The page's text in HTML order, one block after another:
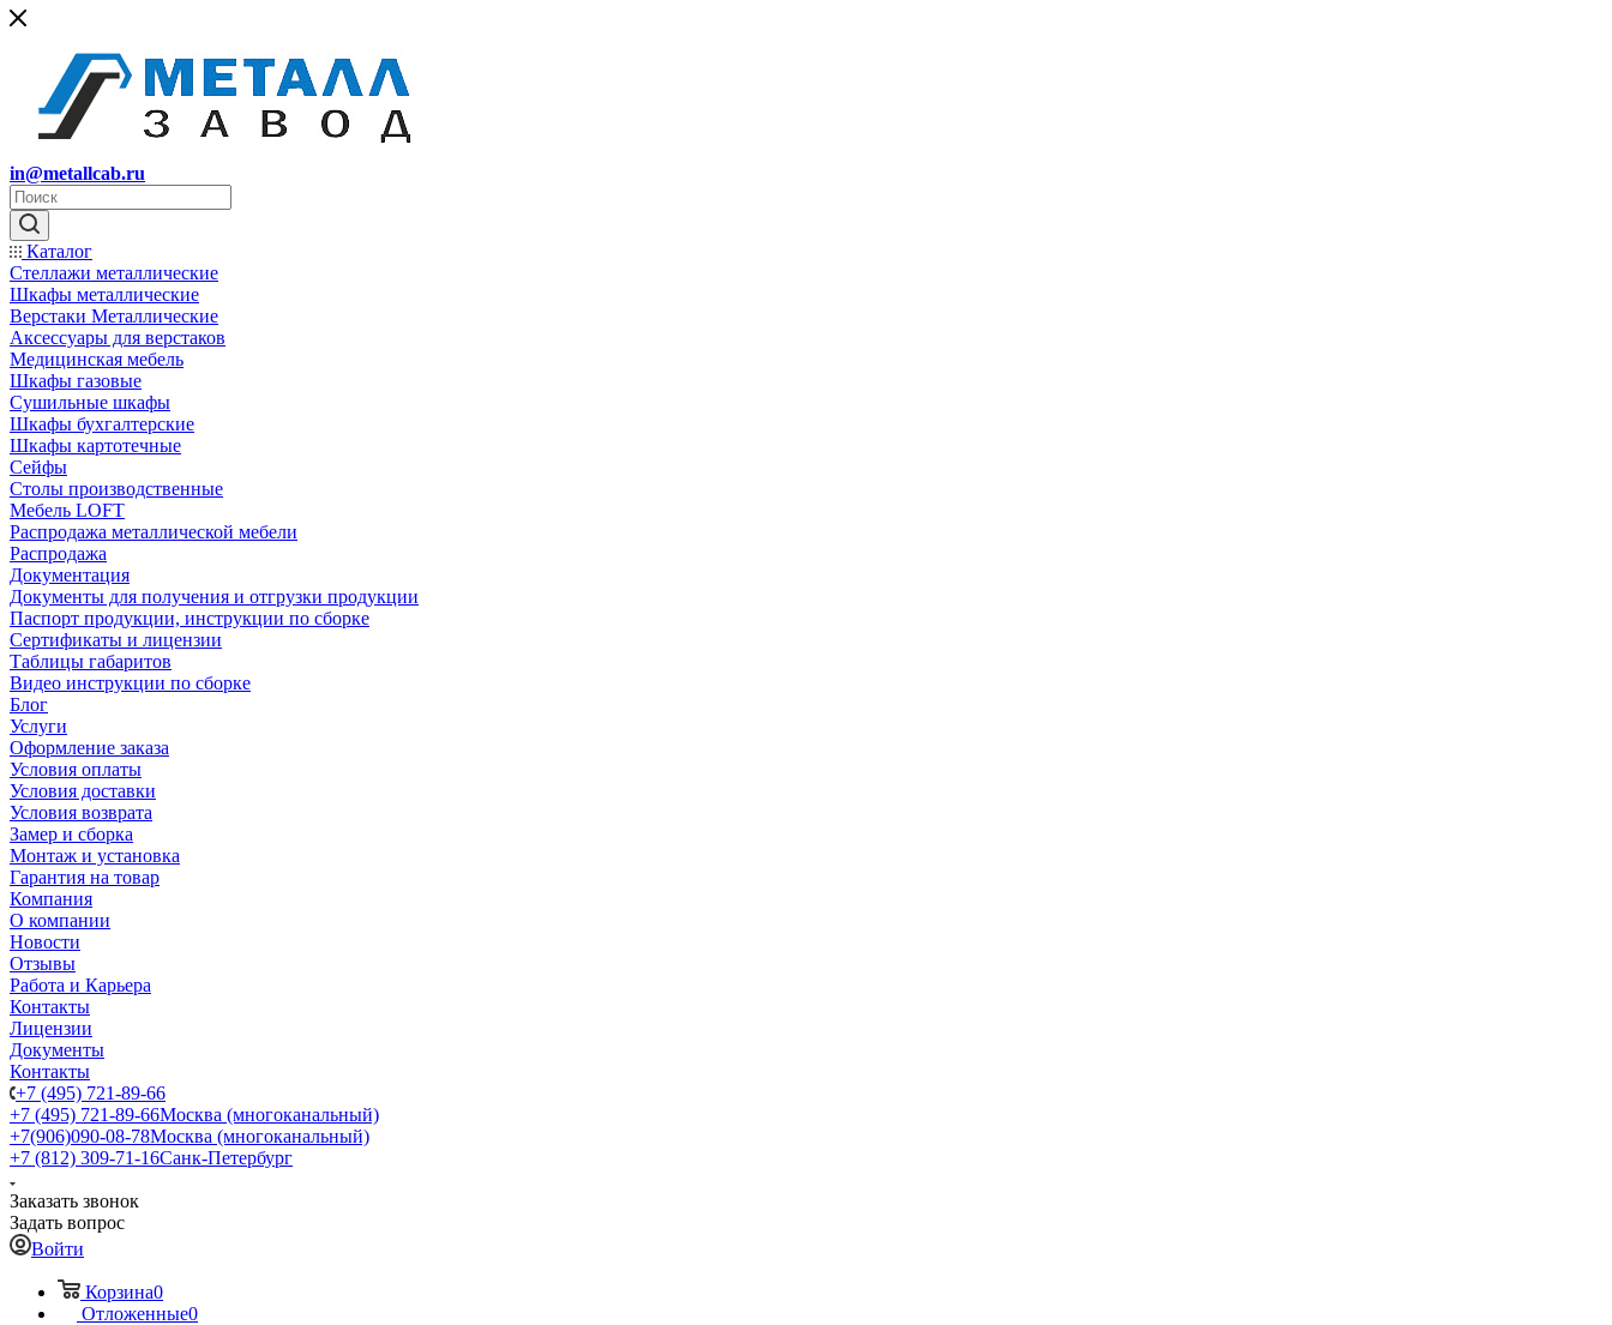
in@metallcab.ru
Каталог
Стеллажи металлические
Шкафы металлические
Верстаки Металлические
Аксессуары для верстаков
Медицинская мебель
Шкафы газовые
Сушильные шкафы
Шкафы бухгалтерские
Шкафы картотечные
Сейфы
Столы производственные
Мебель LOFT
Распродажа металлической мебели
Распродажа
Документация
Документы для получения и отгрузки продукции
Паспорт продукции, инструкции по сборке
Сертификаты и лицензии
Таблицы габаритов
Видео инструкции по сборке
Блог
Услуги
Оформление заказа
Условия оплаты
Условия доставки
Условия возврата
Замер и сборка
Монтаж и установка
Гарантия на товар
Компания
О компании
Новости
Отзывы
Работа и Карьера
Контакты
Лицензии
Документы
Контакты
+7 (495) 721-89-66
+7 (495) 721-89-66Москва (многоканальный)
+7(906)090-08-78Москва (многоканальный)
+7 (812) 309-71-16Санк-Петербург
Заказать звонок
Задать вопрос
Войти
Корзина0
Отложенные0